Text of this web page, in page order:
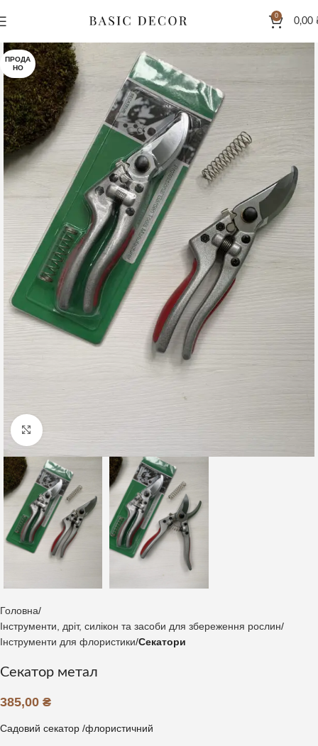
0
0,00
ПРОДА
НО
Клацніть, щоб збільшити
Головна
Інструменти, дріт, силікон та засоби для збереження рослин
Інструменти для флористики Секатори
Секатор метал
385,00 ₴
Садовий секатор /флористичний